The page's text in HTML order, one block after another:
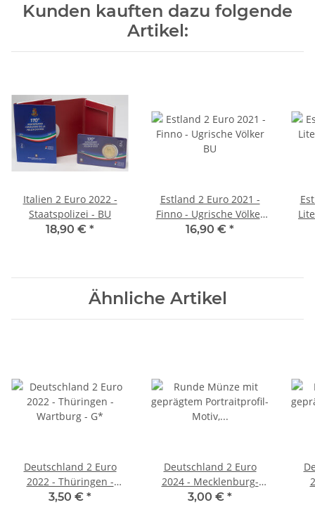
Kunden kauften dazu folgende
Artikel:
Italien 2 Euro 2022 -
Staatspolizei - BU
18,90 € *
Estland 2 Euro 2021 -
Finno - Ugrische Völker
BU
16,90 € *
Ähnliche Artikel
Deutschland 2 Euro
2022 - Thüringen -
Wartburg - G*
3,50 € *
Deutschland 2 Euro
2024 - Mecklenburg-
Vorpommern -
3,00 € *